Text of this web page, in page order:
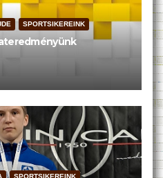
SPORTSIKEREINK
SPORTSIKEREINK